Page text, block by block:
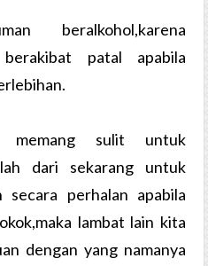
beralkohol,karena
patal apabila
memang sulit untuk
dari sekarang untuk
secara perhalan apabila
lambat lain kita
dengan yang namanya